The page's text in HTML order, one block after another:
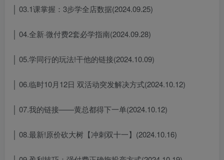
│ 03.1课掌握：3步学全店数据(2024.09.25)
│ 04.全新·微付费2套必学指南(2024.09.28)
│ 05.学同行的玩法!干他的链接(2024.10.09)
│ 06.临时10月12日 双活动突发解决方式(2024.10.12)
│ 07.我的链接——黄总都得下一单(2024.10.12)
│ 08.最新!原价砍大树【冲刺双十一】(2024.10.16)